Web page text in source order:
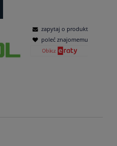
zapytaj o produkt
poleć znajomemu